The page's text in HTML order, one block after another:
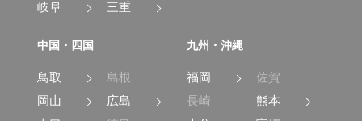
岐阜
三重
中国・四国
鳥取
島根
岡山
広島
九州・沖縄
福岡
佐賀
長崎
熊本